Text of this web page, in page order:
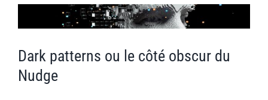
Dark patterns ou le côté obscur du
Nudge